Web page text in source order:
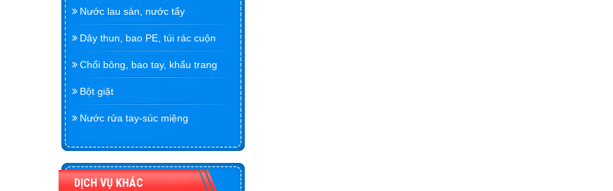
Nước lau sàn, nước tẩy
Dây thun, bao PE, túi rác cuộn
Chổi bông, bao tay, khẩu trang
Bột giặt
Nước rửa tay-súc miệng
DỊCH VỤ KHÁC